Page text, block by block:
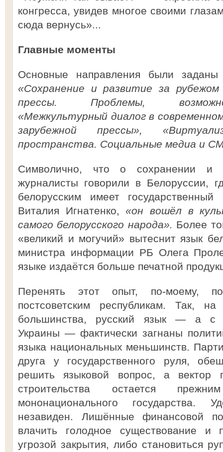
конгресса, увидев многое своими
сюда вернусь»...
Главные моменты
Основные направления были заданы
«Сохранение и развитие за рубежом
прессы. Проблемы,
«Межкультурный диалог в
зарубежной прессы»,
пространства. Социальные медиа и
Символично, что о сохранении и
журналисты говорили в Белоруссии,
белорусским имеет
Виталия Игнатенко,«он вошёл в
самого белорусского народа». Более
«великий и могучий» вытеснит язык
министра информации РБ Олега
языке издаётся больше печатной
Перенять этот опыт, по-моему,
постсоветским республикам. Так,
большинства, русский язык — а с
Украины — фактически загнаны
языка национальных меньшинств.
друга у государственного руля,
решить языковой вопрос, а вектор
строительства остается
мононационального государства.
незавиден. Лишённые финансовой
влачить голодное существование и
угрозой закрытия, либо становиться